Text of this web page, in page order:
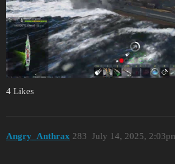
4 Likes
Angry_Anthrax July 14, 2025,
283